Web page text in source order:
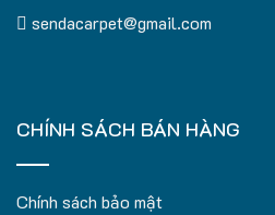
sendacarpet@gmail.com
CHÍNH SÁCH BÁN HÀNG
Chính sách bảo mật